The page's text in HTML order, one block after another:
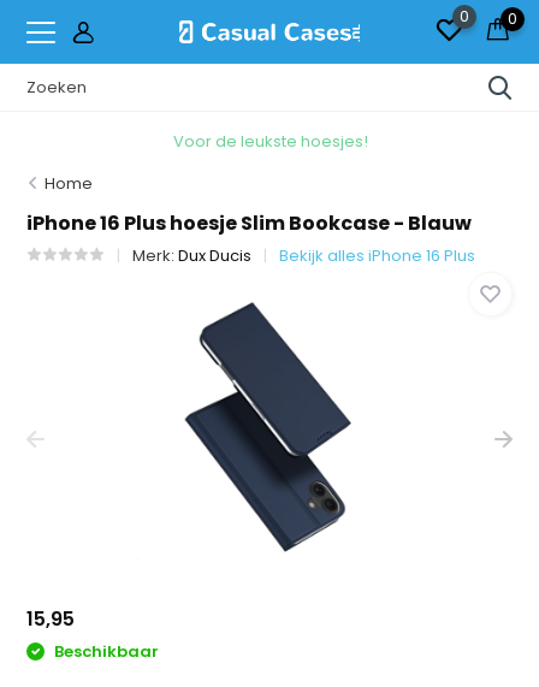
0 0
Voor de leukste hoesjes!
Home
iPhone 16 Plus hoesje Slim Bookcase - Blauw
Merk:Dux Ducis Bekijk alles iPhone 16 Plus
15,95
Beschikbaar